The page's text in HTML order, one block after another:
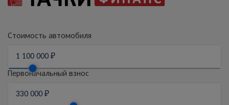
Стоимость автомобиля
Первоначальный взнос